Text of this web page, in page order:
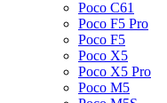
Poco C61
Poco F5 Pro
Poco F5
Poco X5
Poco X5 Pro
Poco M5